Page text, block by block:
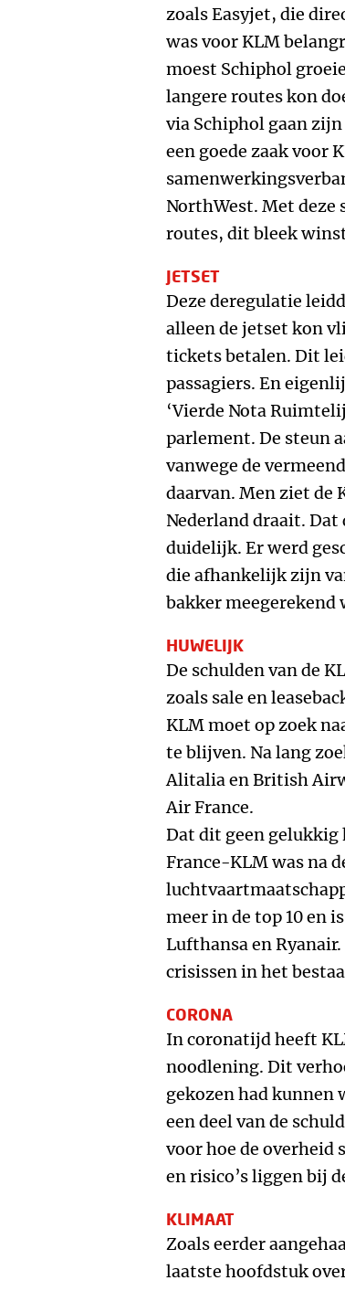
zoals Easyjet, die
was voor KLM
moest Schiphol
langere routes kon
via Schiphol gaan
een goede zaak voor
NorthWest. Met deze
routes, dit bleek
JETSET
Deze deregulatie
alleen de jetset kon
tickets betalen. Dit
passagiers. En
‘Vierde Nota
parlement. De steun
vanwege de
daarvan. Men ziet de
Nederland draait.
duidelijk. Er werd
die afhankelijk zijn
bakker
HUWELIJK
De schulden van de
zoals sale en
KLM moet op zoek
te blijven. Na lang
Alitalia en British
Air France.
Dat dit geen
France-KLM was na
meer in de top 10 en
Lufthansa en
crisissen in het
CORONA
In coronatijd heeft
noodlening. Dit
gekozen had
een deel van de
voor hoe de overheid
en risico’s liggen bij
KLIMAAT
Zoals eerder
laatste hoofdstuk